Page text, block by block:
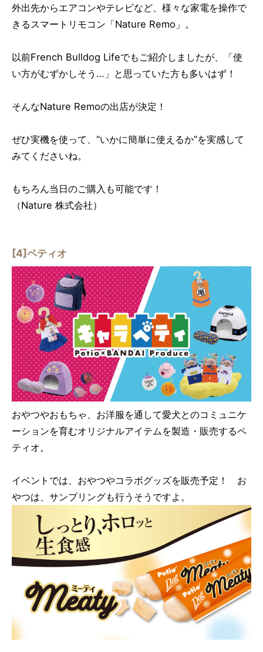
外出先からエアコンやテレビなど、様々な家電を操作で
きるスマートリモコン「Nature Remo」。
以前French Bulldog Lifeでもご紹介しましたが、「使
い方がむずかしそう…」と思っていた方も多いはず！
そんなNature Remoの出店が決定！
ぜひ実機を使って、“いかに簡単に使えるか”を実感して
みてくださいね。
もちろん当日のご購入も可能です！
（Nature 株式会社）
[4]ペティオ
おやつやおもちゃ、お洋服を通して愛犬とのコミュニケ
ーションを育むオリジナルアイテムを製造・販売するペ
ティオ。
イベントでは、おやつやコラボグッズを販売予定！ お
やつは、サンプリングも行うそうですよ。